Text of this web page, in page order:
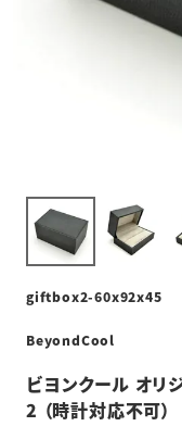
giftbox2-60x92x45
BeyondCool
ビヨンクール オリ
2 （時計対応不可）